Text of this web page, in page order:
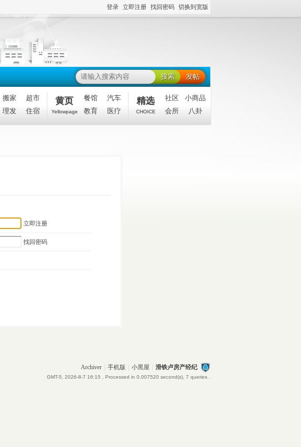
登录 立即注册 找回密码 切换到宽版
搜索 发帖
搬家
超市
理发
住宿
黄页
Yellowpage
餐馆
汽车
教育
医疗
精选
CHOICE
社区
小商品
会所
八卦
立即注册
找回密码
Archiver 手机版 小黑屋 滑铁卢房产经纪
GMT-5, 2026-8-7 16:15 , Processed in 0.007520 second(s), 7 queries .